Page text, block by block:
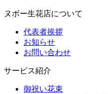
ヌボー生花店について
代表者挨拶
お知らせ
お問い合わせ
サービス紹介
御祝い花束